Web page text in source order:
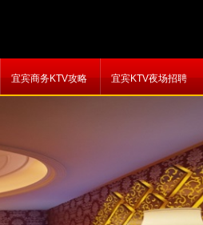
宜宾商务KTV攻略 宜宾KTV夜场招聘